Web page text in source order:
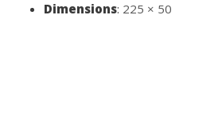
Dimensions: 225 × 50